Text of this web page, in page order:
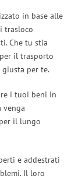
in base alle
trasloco
Che tu stia
il trasporto
giusta per te.
i tuoi beni in
venga
il lungo
e addestrati
Il loro